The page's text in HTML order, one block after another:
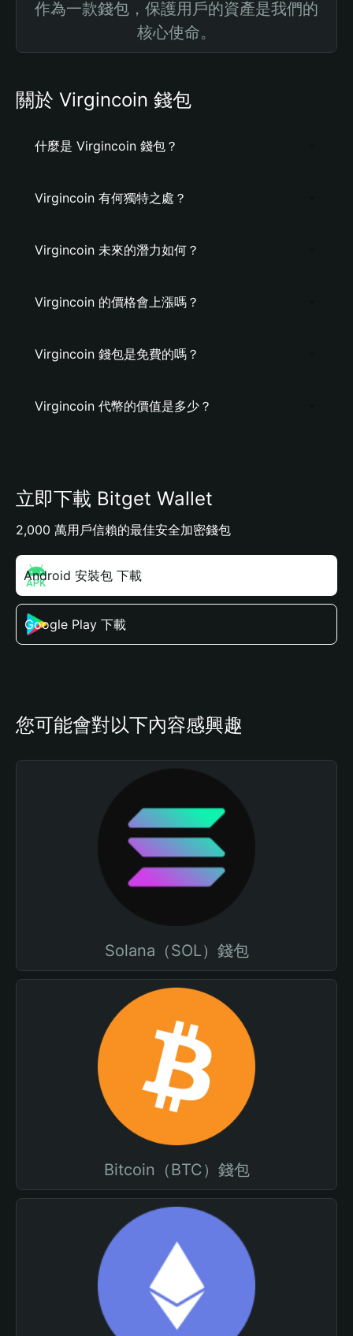
作為一款錢包，保護用戶的資產是我們的
核心使命。
關於 Virgincoin 錢包
什麼是 Virgincoin 錢包？
Virgincoin 有何獨特之處？
Virgincoin 未來的潛力如何？
Virgincoin 的價格會上漲嗎？
Virgincoin 錢包是免費的嗎？
Virgincoin 代幣的價值是多少？
立即下載 Bitget Wallet
2,000 萬用戶信賴的最佳安全加密錢包
Android 安裝包 下載
Google Play 下載
您可能會對以下內容感興趣
Solana（SOL）錢包
Bitcoin（BTC）錢包